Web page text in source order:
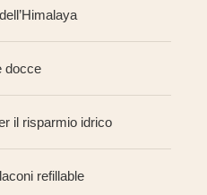
docce
il risparmio idrico
refillable